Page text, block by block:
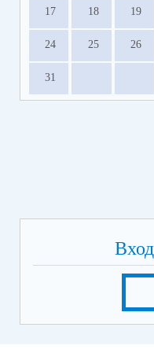
17 18 19
24 25 26
31